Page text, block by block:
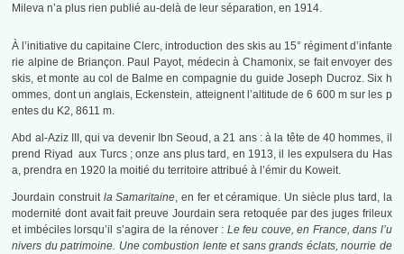
Mileva n’a plus rien publié au-delà de leur séparation, en 1914.
À l’initiative du capitaine Clerc, introduction des skis au 15° régiment d’infante
rie alpine de Briançon. Paul Payot, médecin à Chamonix, se fait envoyer des
skis, et monte au col de Balme en compagnie du guide Joseph Ducroz. Six h
ommes, dont un anglais, Eckenstein, atteignent l’altitude de 6 600 m sur les p
entes du K2, 8611 m.
Abd al-Aziz III, qui va devenir Ibn Seoud, a 21 ans : à la tête de 40 hommes, il
prend Riyad aux Turcs ; onze ans plus tard, en 1913, il les expulsera du Has
a, prendra en 1920 la moitié du territoire attribué à l’émir du Koweit.
Jourdain construit la Samaritaine, en fer et céramique. Un siècle plus tard, la
modernité dont avait fait preuve Jourdain sera retoquée par des juges frileux
et imbéciles lorsqu’il s’agira de la rénover : Le feu couve, en France, dans l’u
nivers du patrimoine. Une combustion lente et sans grands éclats, nourrie de